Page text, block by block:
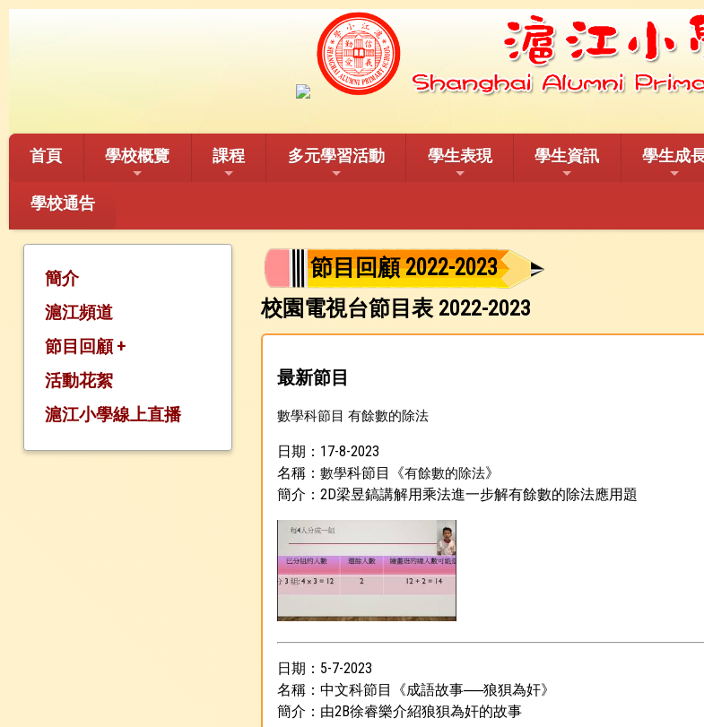
首頁 學校概覽 課程 多元學習活動 學生表現 學生資訊 學生成
學校通告
簡介
滬江頻道
節目回顧 +
節目回顧2025-2026
節目回顧2024-2025
活動花絮
滬江小學線上直播
節目回顧 2022-2023
校園電視台節目表 2022-2023
最新節目
數學科節目 有餘數的除法
日期：17-8-2023
名稱： 數學科節目《有餘數的除法》
簡介：2D梁昱鎬講解用乘法進一步解有餘數的除法應用題
日期：5-7-2023
名稱：中文科節目《成語故事──狼狽為奸》
簡介：由2B徐睿樂介紹狼狽為奸的故事